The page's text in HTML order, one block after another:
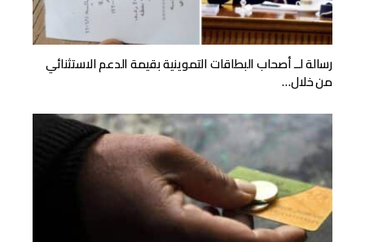
رسالة لــ أصحاب البطاقات التموينية بقيمة الدعم الاستثنائي
من خلال…